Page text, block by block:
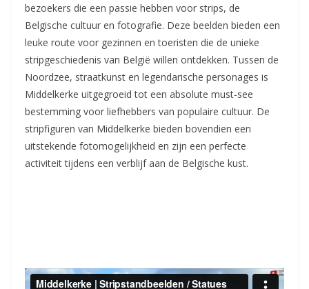
bezoekers die een passie hebben voor strips, de
Belgische cultuur en fotografie. Deze beelden bieden een
leuke route voor gezinnen en toeristen die de unieke
stripgeschiedenis van België willen ontdekken. Tussen de
Noordzee, straatkunst en legendarische personages is
Middelkerke uitgegroeid tot een absolute must-see
bestemming voor liefhebbers van populaire cultuur. De
stripfiguren van Middelkerke bieden bovendien een
uitstekende fotomogelijkheid en zijn een perfecte
activiteit tijdens een verblijf aan de Belgische kust.